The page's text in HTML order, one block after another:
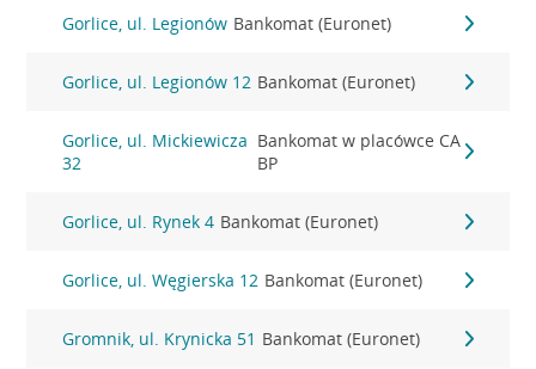
Gorlice, ul. Legionów Bankomat (Euronet)
Gorlice, ul. Legionów 12 Bankomat (Euronet)
Gorlice, ul. Mickiewicza
32
Bankomat w placówce CA
BP
Gorlice, ul. Rynek 4 Bankomat (Euronet)
Gorlice, ul. Węgierska 12 Bankomat (Euronet)
Gromnik, ul. Krynicka 51 Bankomat (Euronet)